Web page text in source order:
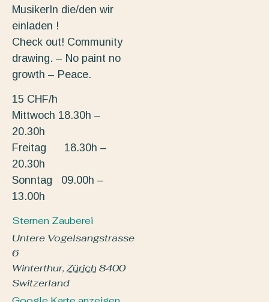
MusikerIn die/den wir
einladen !
Check out! Community
drawing. – No paint no
growth – Peace.
15 CHF/h
Mittwoch 18.30h –
20.30h
Freitag 18.30h –
20.30h
Sonntag 09.00h –
13.00h
Sternen Zauberei
Untere Vogelsangstrasse
6
Winterthur, Zürich8400
Switzerland